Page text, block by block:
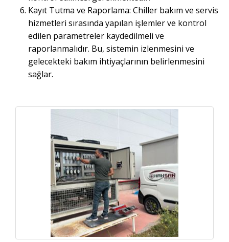
Kayıt Tutma ve Raporlama: Chiller bakım ve servis
hizmetleri sırasında yapılan işlemler ve kontrol
edilen parametreler kaydedilmeli ve
raporlanmalıdır. Bu, sistemin izlenmesini ve
gelecekteki bakım ihtiyaçlarının belirlenmesini
sağlar.